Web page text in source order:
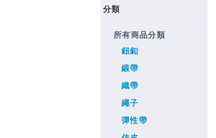
分類
所有商品分類
鈕釦
緞帶
織帶
繩子
彈性帶